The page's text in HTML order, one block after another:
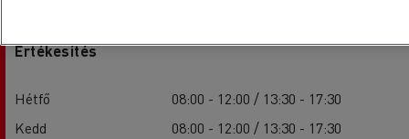
Értékesítés
Hétfő
08:00 - 12:00 / 13:30 - 17:30
Kedd
08:00 - 12:00 / 13:30 - 17:30